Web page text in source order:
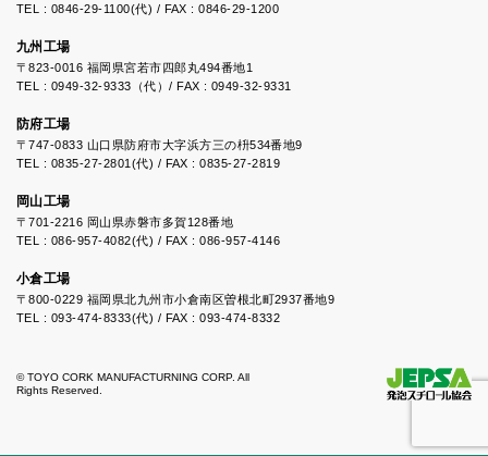
TEL : 0846-29-1100(代) / FAX : 0846-29-1200
九州工場
〒823-0016 福岡県宮若市四郎丸494番地1
TEL : 0949-32-9333（代）/ FAX : 0949-32-9331
防府工場
〒747-0833 山口県防府市大字浜方三の枡534番地9
TEL : 0835-27-2801(代) / FAX : 0835-27-2819
岡山工場
〒701-2216 岡山県赤磐市多賀128番地
TEL : 086-957-4082(代) / FAX : 086-957-4146
小倉工場
〒800-0229 福岡県北九州市小倉南区曽根北町2937番地9
TEL : 093-474-8333(代) / FAX : 093-474-8332
© TOYO CORK MANUFACTURNING CORP. All
Rights Reserved.